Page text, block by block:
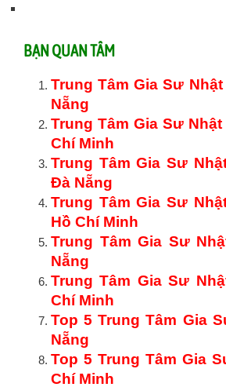
BẠN QUAN TÂM
Trung Tâm Gia Sư
Nẵng
Trung Tâm Gia Sư
Chí Minh
Trung Tâm Gia Sư
Đà Nẵng
Trung Tâm Gia Sư
Hồ Chí Minh
Trung Tâm Gia Sư
Nẵng
Trung Tâm Gia Sư
Chí Minh
Top 5 Trung Tâm Gia
Nẵng
Top 5 Trung Tâm Gia
Chí Minh